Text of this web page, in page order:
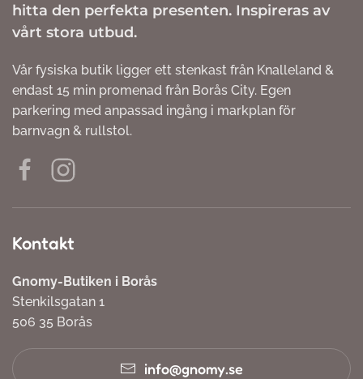
hitta den perfekta presenten. Inspireras av
vårt stora utbud.
Vår fysiska butik ligger ett stenkast från Knalleland &
endast 15 min promenad från Borås City. Egen
parkering med anpassad ingång i markplan för
barnvagn & rullstol.
Kontakt
Gnomy-Butiken i Borås
Stenkilsgatan 1
506 35 Borås
info@gnomy.se